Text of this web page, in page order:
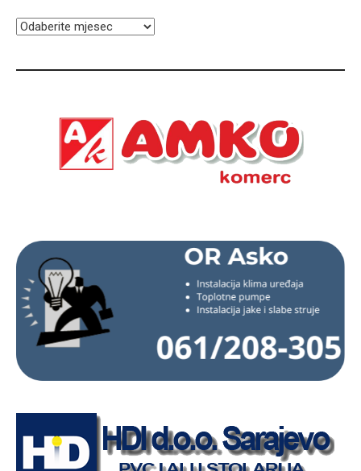
ARHIVA